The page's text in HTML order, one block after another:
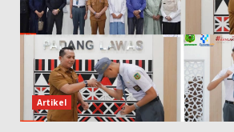
Artikel